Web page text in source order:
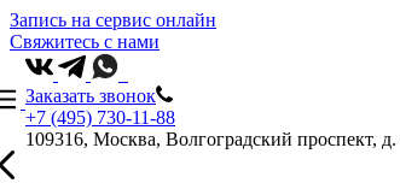
Запись на сервис онлайн
Свяжитесь с нами
Заказать звонок
+7 (495) 730-11-88
109316, Москва, Волгоградский проспект, д.